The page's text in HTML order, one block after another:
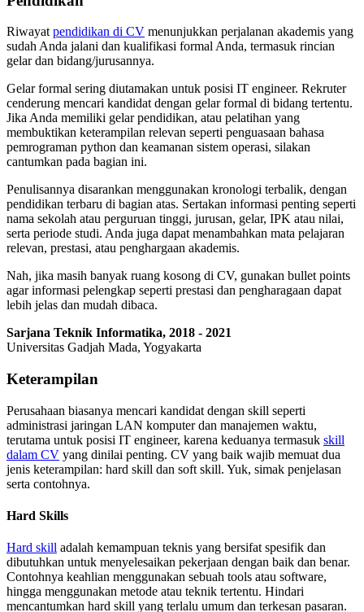
Riwayat pendidikan di CV menunjukkan perjalanan akademis yang
sudah Anda jalani dan kualifikasi formal Anda, termasuk rincian
gelar dan bidang/jurusannya.
Gelar formal sering diutamakan untuk posisi IT engineer. Rekruter
cenderung mencari kandidat dengan gelar formal di bidang tertentu.
Jika Anda memiliki gelar pendidikan, atau pelatihan yang
membuktikan keterampilan relevan seperti penguasaan bahasa
pemrograman python dan keamanan sistem operasi, silakan
cantumkan pada bagian ini.
Penulisannya disarankan menggunakan kronologi terbalik, dengan
pendidikan terbaru di bagian atas. Sertakan informasi penting seperti
nama sekolah atau perguruan tinggi, jurusan, gelar, IPK atau nilai,
serta periode studi. Anda juga dapat menambahkan mata pelajaran
relevan, prestasi, atau penghargaan akademis.
Nah, jika masih banyak ruang kosong di CV, gunakan bullet points
agar informasi pelengkap seperti prestasi dan pengharagaan dapat
lebih jelas dan mudah dibaca.
Sarjana Teknik Informatika, 2018 - 2021
Universitas Gadjah Mada, Yogyakarta
Keterampilan
Perusahaan biasanya mencari kandidat dengan skill seperti
administrasi jaringan LAN komputer dan manajemen waktu,
terutama untuk posisi IT engineer, karena keduanya termasuk skill
dalam CV yang dinilai penting. CV yang baik wajib memuat dua
jenis keterampilan: hard skill dan soft skill. Yuk, simak penjelasan
serta contohnya.
Hard Skills
Hard skill adalah kemampuan teknis yang bersifat spesifik dan
dibutuhkan untuk menyelesaikan pekerjaan dengan baik dan benar.
Contohnya keahlian menggunakan sebuah tools atau software,
hingga menggunakan metode atau teknik tertentu. Hindari
mencantumkan hard skill yang terlalu umum dan terkesan pasaran.